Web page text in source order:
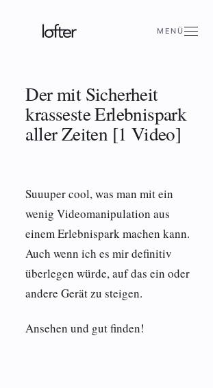
MENÜ
Der mit Sicherheit
krasseste Erlebnispark
aller Zeiten [1 Video]
Suuuper cool, was man mit ein
wenig Videomanipulation aus
einem Erlebnispark machen kann.
Auch wenn ich es mir definitiv
überlegen würde, auf das ein oder
andere Gerät zu steigen.
Ansehen und gut finden!